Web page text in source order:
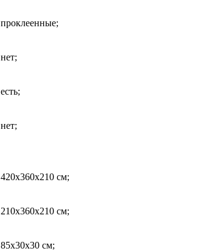
проклеенные;
нет;
есть;
нет;
420x360x210 см;
210x360x210 см;
85x30x30 см;